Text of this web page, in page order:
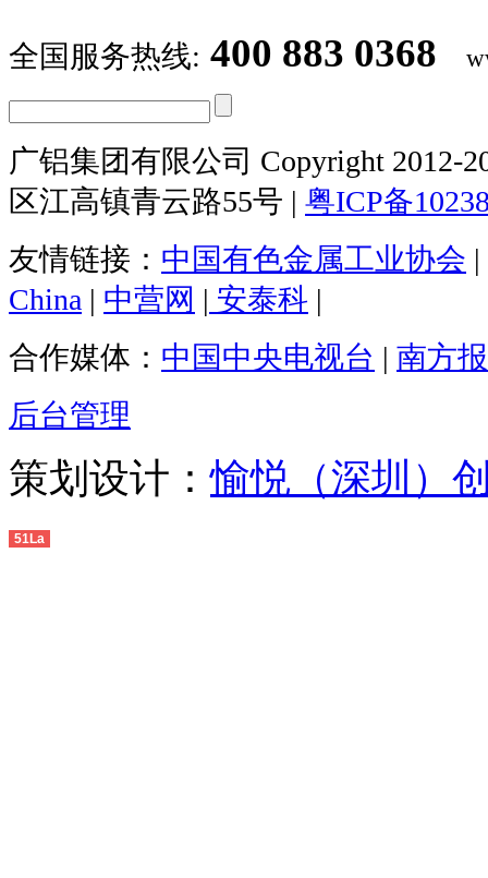
全国服务热线: 400 883 0368
广铝集团有限公司 Copyright 2012-
区江高镇青云路55号 | 粤ICP备
友情链接： 中国有色金属工业协会 |
China | 中营网 | 安泰科 |
合作媒体： 中国中央电视台 | 南方
后台管理
策划设计：愉悦（深圳）
51La